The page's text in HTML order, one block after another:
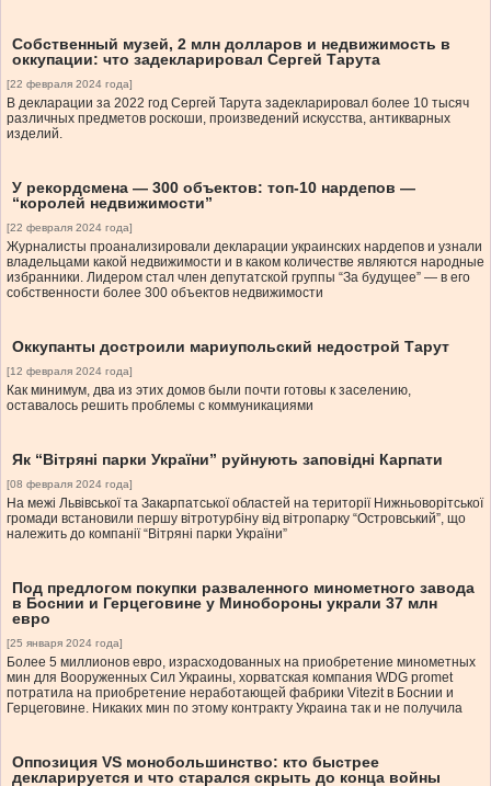
Собственный музей, 2 млн долларов и недвижимость в
оккупации: что задекларировал Сергей Тарута
[22 февраля 2024 года]
В декларации за 2022 год Сергей Тарута задекларировал более 10 тысяч
различных предметов роскоши, произведений искусства, антикварных
изделий.
У рекордсмена — 300 объектов: топ-10 нардепов —
“королей недвижимости”
[22 февраля 2024 года]
Журналисты проанализировали декларации украинских нардепов и узнали
владельцами какой недвижимости и в каком количестве являются народные
избранники. Лидером стал член депутатской группы “За будущее” — в его
собственности более 300 объектов недвижимости
Оккупанты достроили мариупольский недострой Тарут
[12 февраля 2024 года]
Как минимум, два из этих домов были почти готовы к заселению,
оставалось решить проблемы с коммуникациями
Як “Вітряні парки України” руйнують заповідні Карпати
[08 февраля 2024 года]
На межі Львівської та Закарпатської областей на території Нижньоворітської
громади встановили першу вітротурбіну від вітропарку “Островський”, що
належить до компанії “Вітряні парки України”
Под предлогом покупки разваленного минометного завода
в Боснии и Герцеговине у Минобороны украли 37 млн
евро
[25 января 2024 года]
Более 5 миллионов евро, израсходованных на приобретение минометных
мин для Вооруженных Сил Украины, хорватская компания WDG promet
потратила на приобретение неработающей фабрики Vitezit в Боснии и
Герцеговине. Никаких мин по этому контракту Украина так и не получила
Оппозиция VS монобольшинство: кто быстрее
декларируется и что старался скрыть до конца войны